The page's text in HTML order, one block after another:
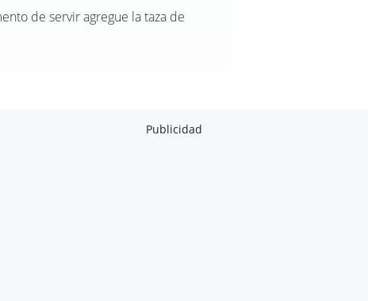
de servir agregue la taza de
Publicidad